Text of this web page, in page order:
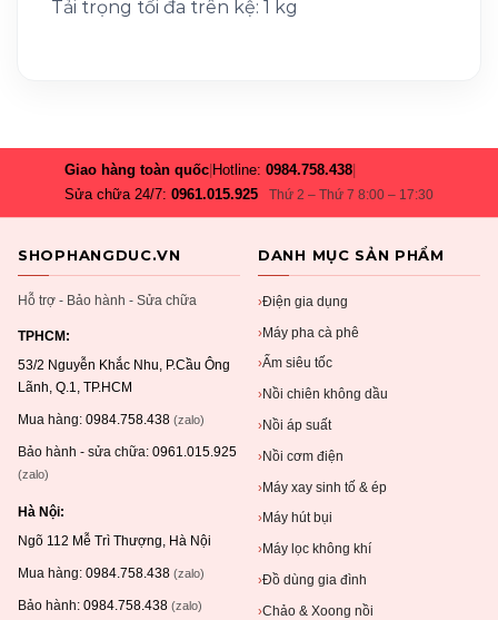
Tải trọng tối đa trên kệ: 1 kg
Giao hàng toàn quốc|Hotline:0984.758.438|
Sửa chữa 24/7:0961.015.925 Thứ 2 – Thứ 7 8:00 – 17:30
SHOPHANGDUC.VN
Hỗ trợ - Bảo hành - Sửa chữa
TPHCM:
53/2 Nguyễn Khắc Nhu, P.Cầu Ông
Lãnh, Q.1, TP.HCM
Mua hàng: 0984.758.438 (zalo)
Bảo hành - sửa chữa: 0961.015.925
(zalo)
Hà Nội:
Ngõ 112 Mễ Trì Thượng, Hà Nội
Mua hàng: 0984.758.438 (zalo)
Bảo hành: 0984.758.438 (zalo)
DANH MỤC SẢN PHẨM
›Điện gia dụng
›Máy pha cà phê
›Ấm siêu tốc
› Nồi chiên không dầu
› Nồi áp suất
›Nồi cơm điện
›Máy xay sinh tố & ép
› Máy hút bụi
› Máy lọc không khí
›Đồ dùng gia đình
›Chảo & Xoong nồi